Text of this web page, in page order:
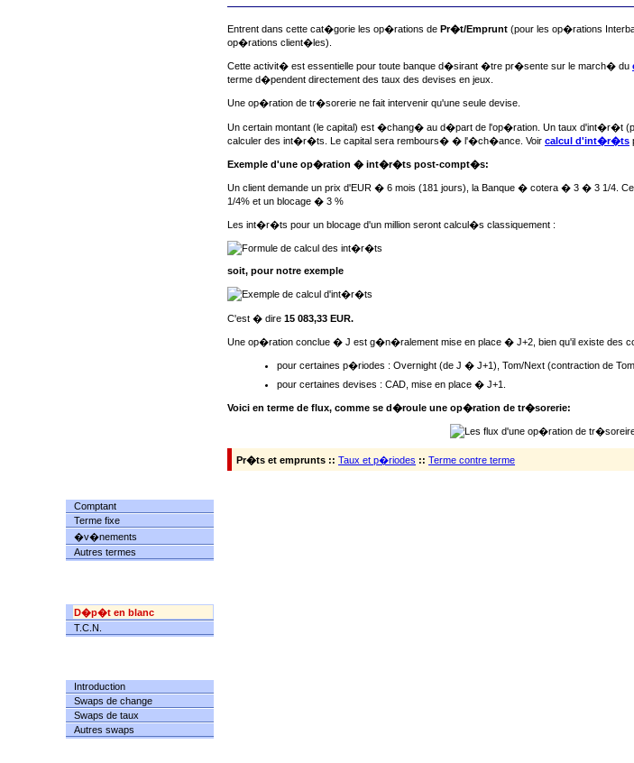
Entrent dans cette cat�gorie les op�rations de Pr�t/Emprunt (pour les op�rations
op�rations client�les).
Cette activit� est essentielle pour toute banque d�sirant �tre pr�sente sur le march� du
terme d�pendent directement des taux des devises en jeux.
Une op�ration de tr�sorerie ne fait intervenir qu'une seule devise.
Un certain montant (le capital) est �chang� au d�part de l'op�ration. Un taux d'int�r�t
calculer des int�r�ts. Le capital sera rembours� � l'�ch�ance. Voir calcul d'int�r�ts
Exemple d'une op�ration � int�r�ts post-compt�s:
Un client demande un prix d'EUR � 6 mois (181 jours), la Banque � cotera � 3 � 3 1/4.
1/4% et un blocage � 3 %
Les int�r�ts pour un blocage d'un million seront calcul�s classiquement :
soit, pour notre exemple
C'est � dire 15 083,33 EUR.
Une op�ration conclue � J est g�n�ralement mise en place � J+2, bien qu'il existe des
pour certaines p�riodes : Overnight (de J � J+1), Tom/Next (contraction de
pour certaines devises : CAD, mise en place � J+1.
Voici en terme de flux, comme se d�roule une op�ration de tr�sorerie:
Pr�ts et emprunts :: Taux et p�riodes :: Terme contre terme
Comptant
Terme fixe
�v�nements
Autres termes
D�p�t en blanc
T.C.N.
Introduction
Swaps de change
Swaps de taux
Autres swaps